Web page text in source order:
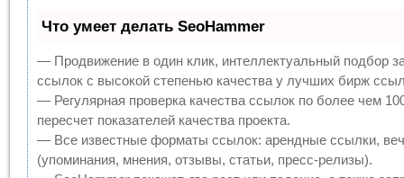
Что умеет делать SeoHammer
— Продвижение в один клик, интеллектуальный подбор
ссылок с высокой степенью качества у лучших бирж
— Регулярная проверка качества ссылок по более чем
пересчет показателей качества проекта.
— Все известные форматы ссылок: арендные ссылки,
(упоминания, мнения, отзывы, статьи, пресс-релизы).